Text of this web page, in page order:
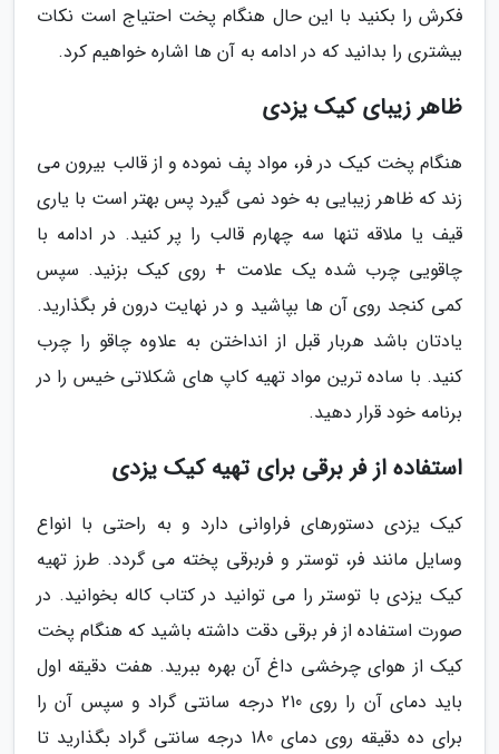
فکرش را بکنید با این حال هنگام پخت احتیاج است نکات
بیشتری را بدانید که در ادامه به آن ها اشاره خواهیم کرد.
ظاهر زیبای کیک یزدی
هنگام پخت کیک در فر، مواد پف نموده و از قالب بیرون می
زند که ظاهر زیبایی به خود نمی گیرد پس بهتر است با یاری
قیف یا ملاقه تنها سه چهارم قالب را پر کنید. در ادامه با
چاقویی چرب شده یک علامت + روی کیک بزنید. سپس
کمی کنجد روی آن ها بپاشید و در نهایت درون فر بگذارید.
یادتان باشد هربار قبل از انداختن به علاوه چاقو را چرب
کنید. با ساده ترین مواد تهیه کاپ های شکلاتی خیس را در
برنامه خود قرار دهید.
استفاده از فر برقی برای تهیه کیک یزدی
کیک یزدی دستورهای فراوانی دارد و به راحتی با انواع
وسایل مانند فر، توستر و فربرقی پخته می گردد. طرز تهیه
کیک یزدی با توستر را می توانید در کتاب کاله بخوانید. در
صورت استفاده از فر برقی دقت داشته باشید که هنگام پخت
کیک از هوای چرخشی داغ آن بهره ببرید. هفت دقیقه اول
باید دمای آن را روی 210 درجه سانتی گراد و سپس آن را
برای ده دقیقه روی دمای 180 درجه سانتی گراد بگذارید تا